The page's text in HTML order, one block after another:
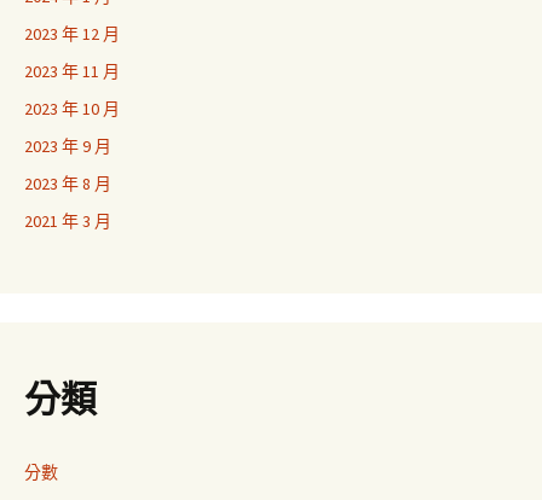
2023 年 12 月
2023 年 11 月
2023 年 10 月
2023 年 9 月
2023 年 8 月
2021 年 3 月
分類
分數